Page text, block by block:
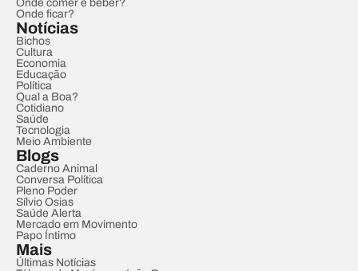
Onde comer e beber?
Onde ficar?
Notícias
Bichos
Cultura
Economia
Educação
Política
Qual a Boa?
Cotidiano
Saúde
Tecnologia
Meio Ambiente
Blogs
Caderno Animal
Conversa Política
Pleno Poder
Sílvio Osias
Saúde Alerta
Mercado em Movimento
Papo Íntimo
Mais
Últimas Notícias